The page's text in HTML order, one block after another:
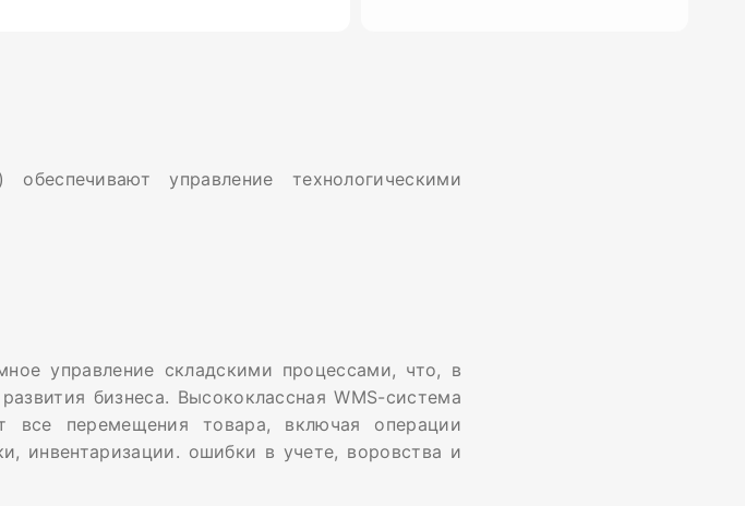
управление технологическими
управление складскими процессами, что, в
бизнеса. Высококлассная WMS-система
все перемещения товара, включая операции
инвентаризации. ошибки в учете, воровства и